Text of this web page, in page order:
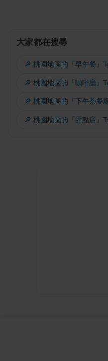
大家都在搜尋
🔎 桃園地區的『早午餐』
🔎 桃園地區的『咖啡廳』
🔎 桃園地區的『下午茶餐
🔎 桃園地區的『甜點店』